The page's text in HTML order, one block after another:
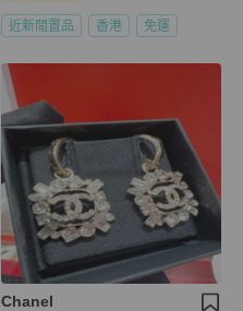
近新閒置品 香港 免運
Chanel